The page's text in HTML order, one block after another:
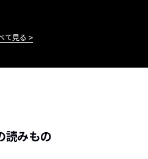
て見る
読みもの